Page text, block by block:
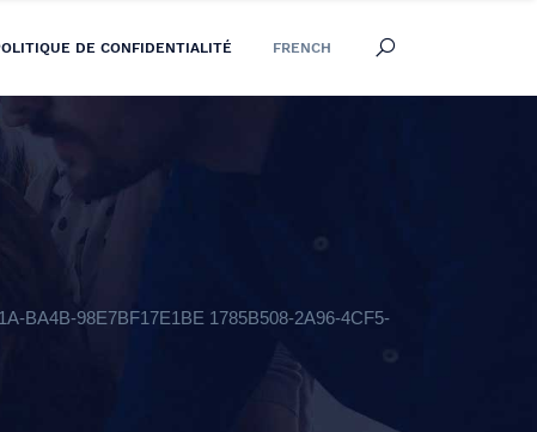
DE CONFIDENTIALITÉ FRENCH
BA4B-98E7BF17E1BE 1785B508-2A96-4CF5-